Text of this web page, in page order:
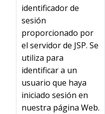
identificador de
sesión
proporcionado por
el servidor de JSP. Se
utiliza para
identificar a un
usuario que haya
iniciado sesión en
nuestra página Web.